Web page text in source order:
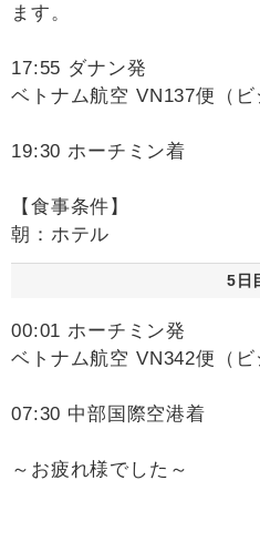
ます。
17:55 ダナン発
ベトナム航空 VN137便（ビ
19:30 ホーチミン着
【食事条件】
朝：ホテル
5日
00:01 ホーチミン発
ベトナム航空 VN342便（ビ
07:30 中部国際空港着
～お疲れ様でした～